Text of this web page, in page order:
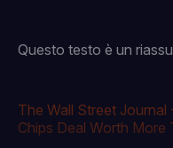
Questo testo è un
The Wall Street
Chips Deal Worth More